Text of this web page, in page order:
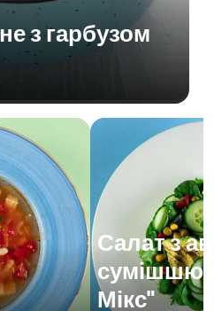
з гарбузом
Салат з
сумішшю
Мікс"